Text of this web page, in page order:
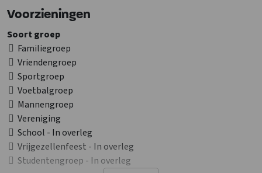
verblijf met je groep.
Voorzieningen
Soort groep
Familiegroep
Vriendengroep
Sportgroep
Voetbalgroep
Mannengroep
Vereniging
School - In overleg
Vrijgezellenfeest - In overleg
Studentengroep - In overleg